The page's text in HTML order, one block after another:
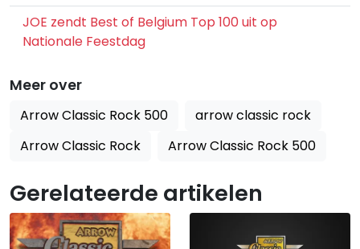
JOE zendt Best of Belgium Top 100 uit op
Nationale Feestdag
Meer over
Arrow Classic Rock 500
arrow classic rock
Arrow Classic Rock
Arrow Classic Rock 500
Gerelateerde artikelen